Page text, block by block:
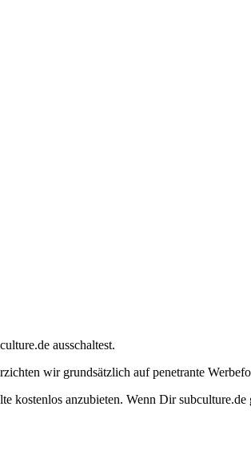
ausschaltest.
wir grundsätzlich auf penetrante
anzubieten. Wenn Dir